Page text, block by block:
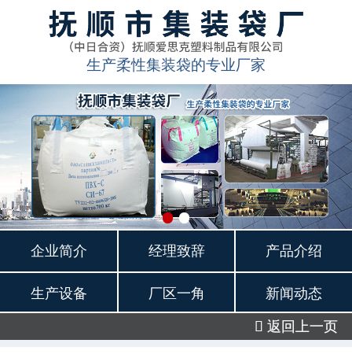
生产柔性集装袋的专业厂家
企业简介 经理致辞 产品介绍
生产设备 厂区一角 新闻动态
 返回上一页